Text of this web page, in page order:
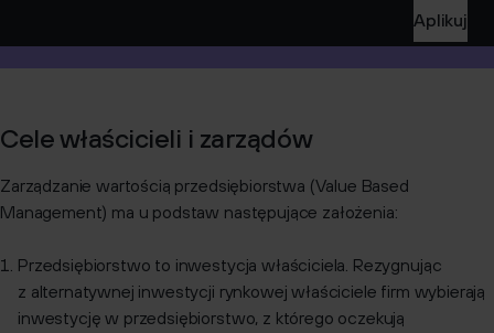
Aplikuj
Cele właścicieli i zarządów
Zarządzanie wartością przedsiębiorstwa (Value Based
Management) ma u podstaw następujące założenia:
Przedsiębiorstwo to inwestycja właściciela. Rezygnując
z alternatywnej inwestycji rynkowej właściciele firm wybierają
inwestycję w przedsiębiorstwo, z którego oczekują